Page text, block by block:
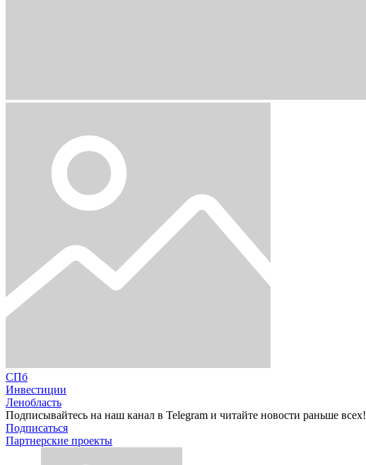
СПб
Инвестиции
Ленобласть
Подписывайтесь на наш канал в Telegram и читайте новости раньше всех!
Подписаться
Партнерские проекты